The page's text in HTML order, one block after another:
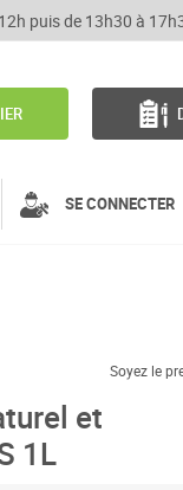
puis de 13h30 à
SE CONNECTER
Soyez le
et
1L